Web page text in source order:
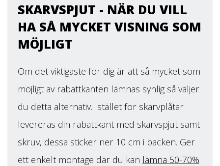
SKARVSPJUT - NÄR DU VILL
HA SÅ MYCKET VISNING SOM
MÖJLIGT
Om det viktigaste för dig är att så mycket som
möjligt av rabattkanten lämnas synlig så väljer
du detta alternativ. Istället för skarvplåtar
levereras din rabattkant med skarvspjut samt
skruv, dessa sticker ner 10 cm i backen. Ger
ett enkelt montage där du kan lämna 50-70%